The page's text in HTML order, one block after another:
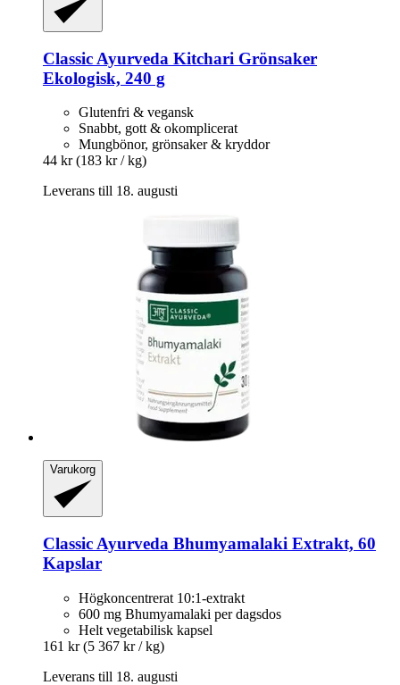
Classic Ayurveda Kitchari Grönsaker
Ekologisk, 240 g
Glutenfri & vegansk
Snabbt, gott & okomplicerat
Mungbönor, grönsaker & kryddor
44 kr (183 kr / kg)
Leverans till 18. augusti
Varukorg
Classic Ayurveda Bhumyamalaki Extrakt, 60
Kapslar
Högkoncentrerat 10:1-extrakt
600 mg Bhumyamalaki per dagsdos
Helt vegetabilisk kapsel
161 kr (5 367 kr / kg)
Leverans till 18. augusti